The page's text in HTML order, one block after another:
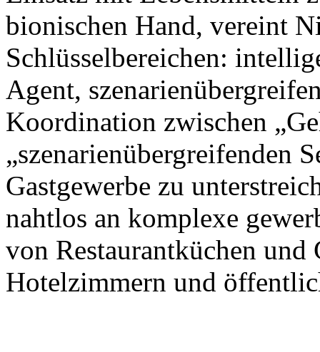
bionischen Hand, vereint
Schlüsselbereichen:
Agent,
Koordination zwischen
„szenarienübergreifenden
Gastgewerbe zu
nahtlos an komplexe
von Restaurantküchen und
Hotelzimmern und